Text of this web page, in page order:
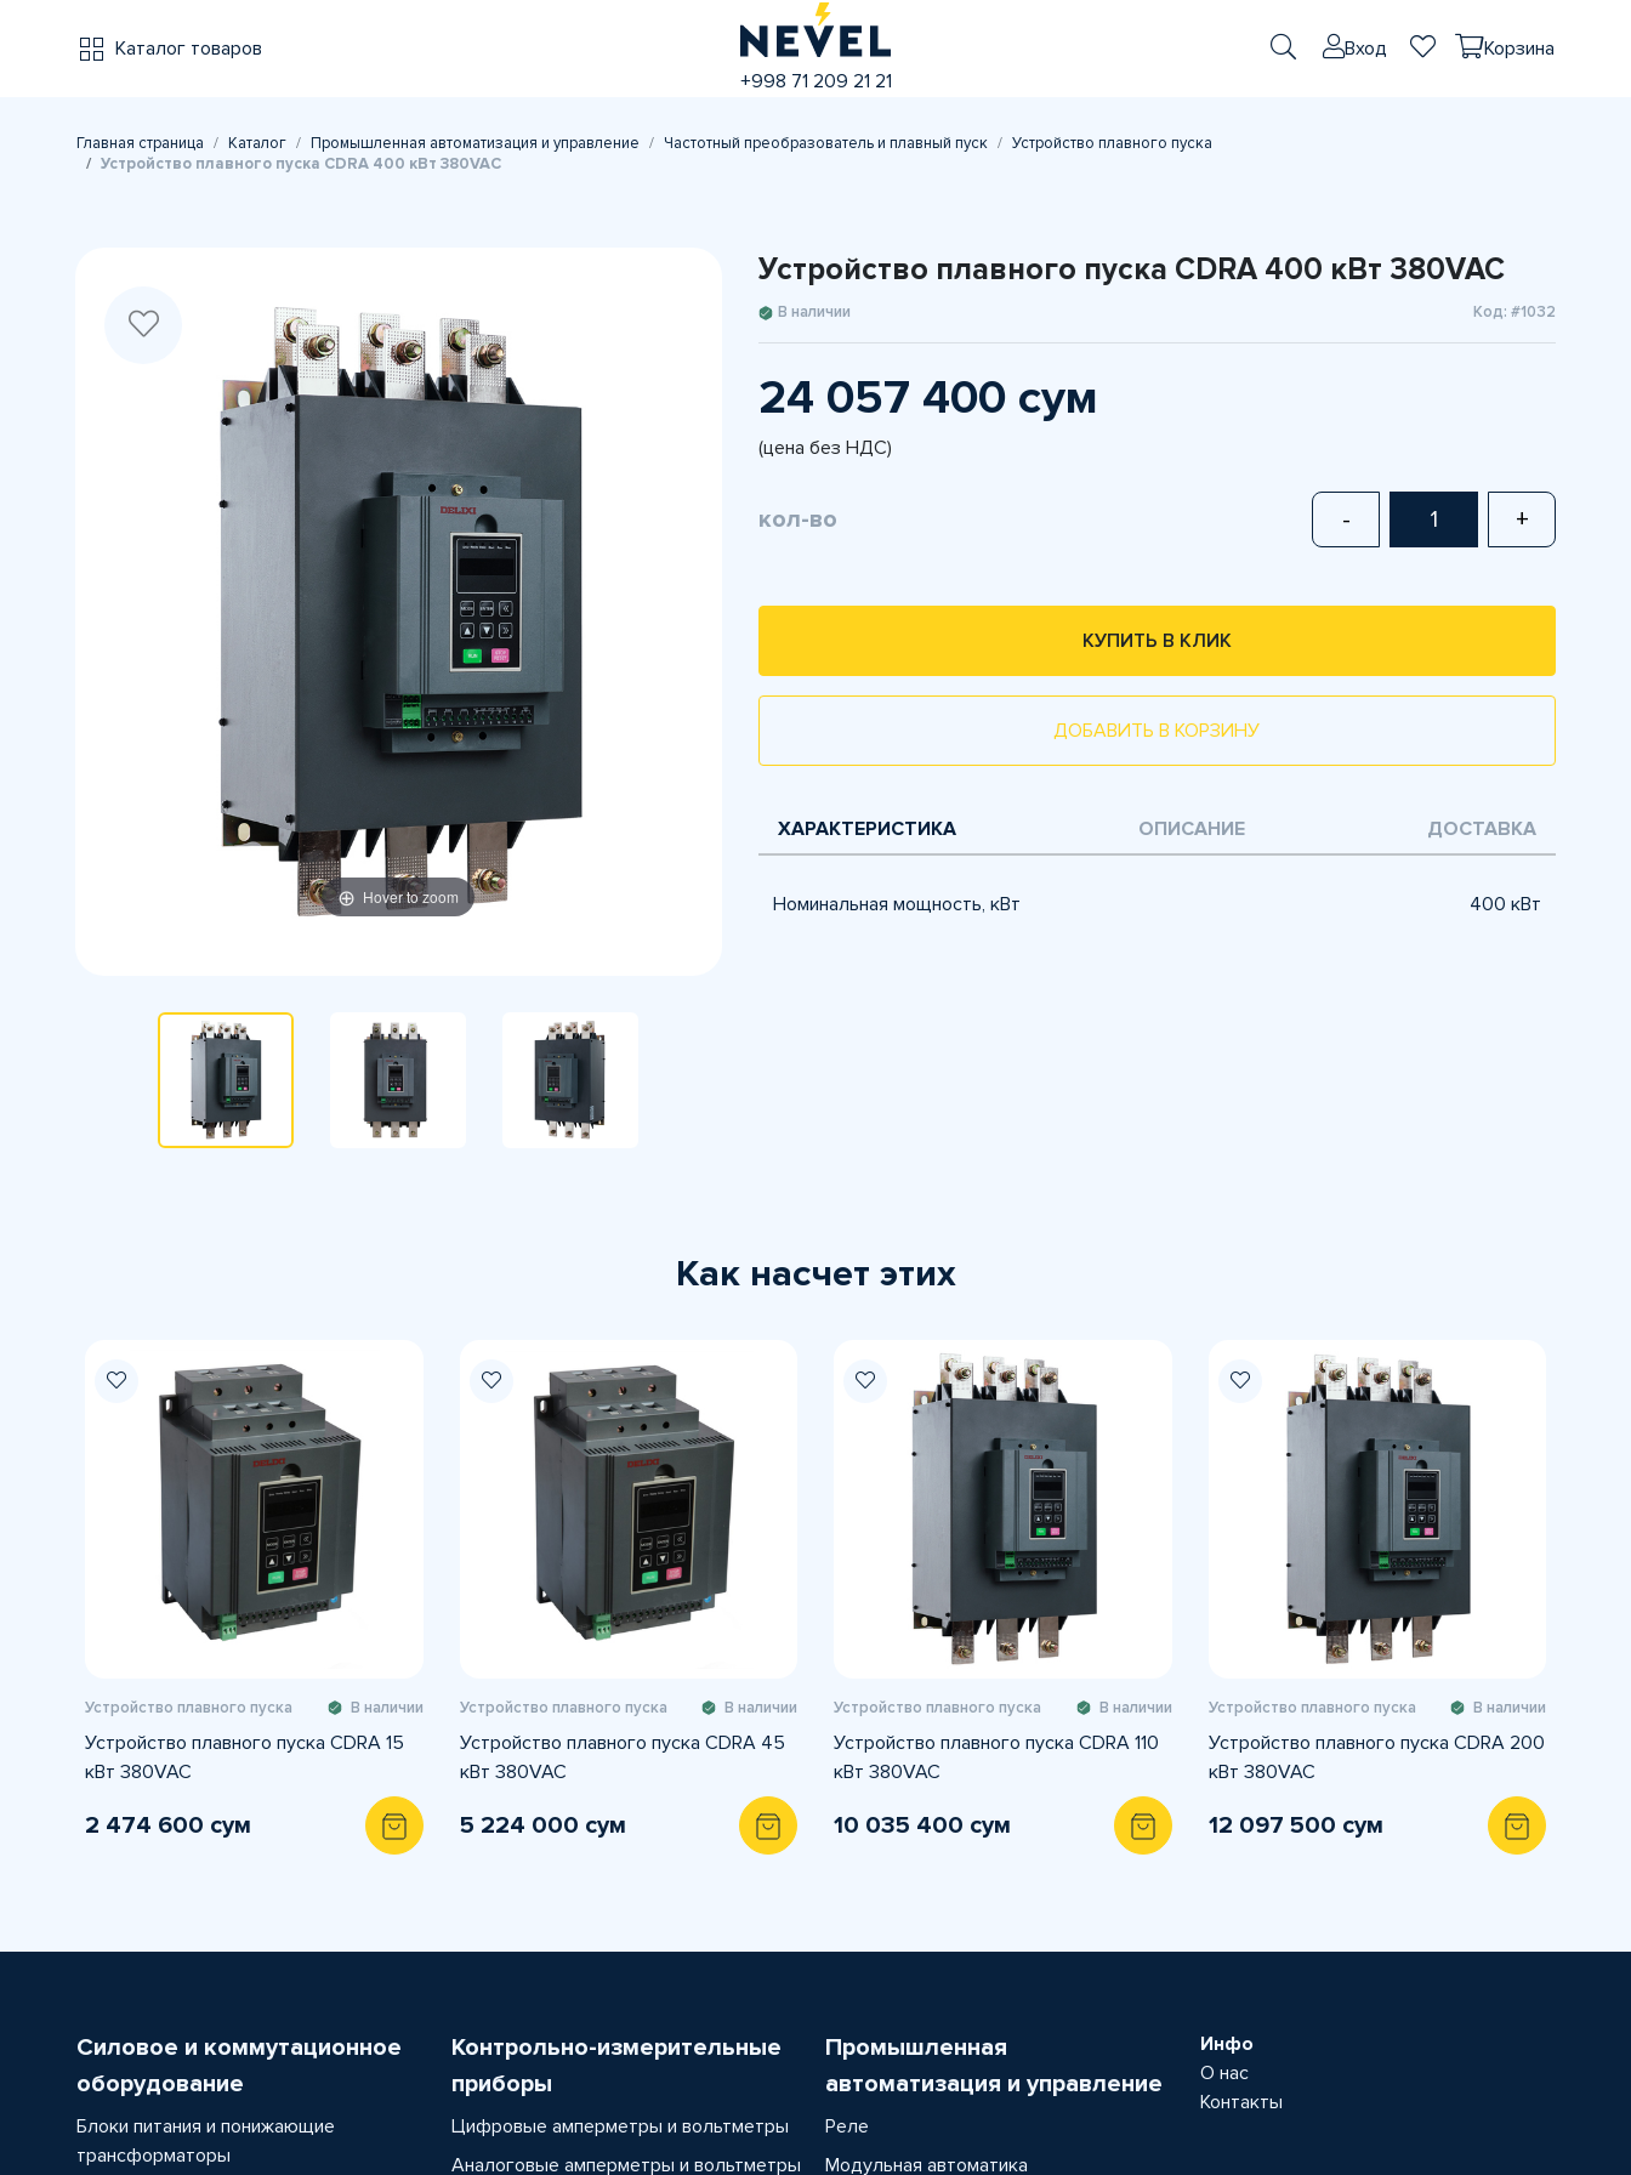
Каталог товаров
+998 71 209 21 21
Вход Корзина
Главная страница Каталог Промышленная автоматизация и управление Частотный преобразователь и плавный пуск
Устройство плавного пуска
Устройство плавного пуска CDRA 400 кВт 380VAC
Hover to zoom
Устройство плавного пуска CDRA 400 кВт 380VAC
В наличии Код: #1032
24 057 400 сум
(цена без НДС)
кол-во - +
КУПИТЬ В КЛИК
ДОБАВИТЬ В КОРЗИНУ
ХАРАКТЕРИСТИКА ОПИСАНИЕ ДОСТАВКА
Номинальная мощность, кВт 400 кВт
Как насчет этих
Устройство плавного пуска В наличии
Устройство плавного пуска CDRA 15
кВт 380VAC
2 474 600 сум
Устройство плавного пуска В наличии
Устройство плавного пуска CDRA 45
кВт 380VAC
5 224 000 сум
Устройство плавного пуска В наличии
Устройство плавного пуска CDRA 110
кВт 380VAC
10 035 400 сум
Устройство плавного пуска В наличии
Устройство плавного пуска CDRA 200
кВт 380VAC
12 097 500 сум
Силовое и коммутационное
оборудование
Блоки питания и понижающие
трансформаторы
Контрольно-измерительные
приборы
Цифровые амперметры и вольтметры
Аналоговые амперметры и вольтметры
Промышленная
автоматизация и управление
Реле
Модульная автоматика
Инфо
О нас
Контакты